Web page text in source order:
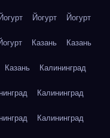
Йогурт Йогурт Йогурт
Казань Казань
Казань Калининград
Калининград
Калининград